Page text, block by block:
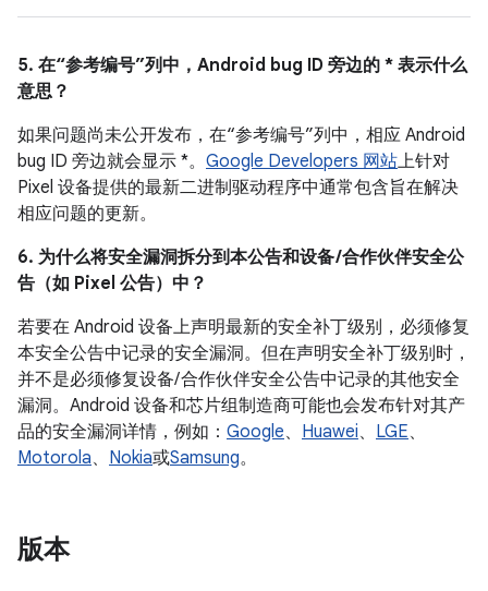
5. 在“参考编号”列中，Android bug ID 旁边的 * 表示什么
意思？
如果问题尚未公开发布，在“参考编号”列中，相应 Android
bug ID 旁边就会显示 *。 Google Developers 网站上针对
Pixel 设备提供的最新二进制驱动程序中通常包含旨在解决
相应问题的更新。
6. 为什么将安全漏洞拆分到本公告和设备 /合作伙伴安全公
告（如 Pixel 公告）中？
若要在 Android 设备上声明最新的安全补丁级别，必须修复
本安全公告中记录的安全漏洞。但在声明安全补丁级别时，
并不是必须修复设备/ 合作伙伴安全公告中记录的其他安全
漏洞。Android 设备和芯片组制造商可能也会发布针对其产
品的安全漏洞详情，例如： Google、 Huawei、 LGE、
Motorola、 Nokia或Samsung。
版本